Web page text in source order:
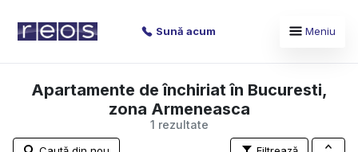
Sună acum Meniu
1 rezultate
Apartamente de închiriat în Bucuresti,
zona Armeneasca